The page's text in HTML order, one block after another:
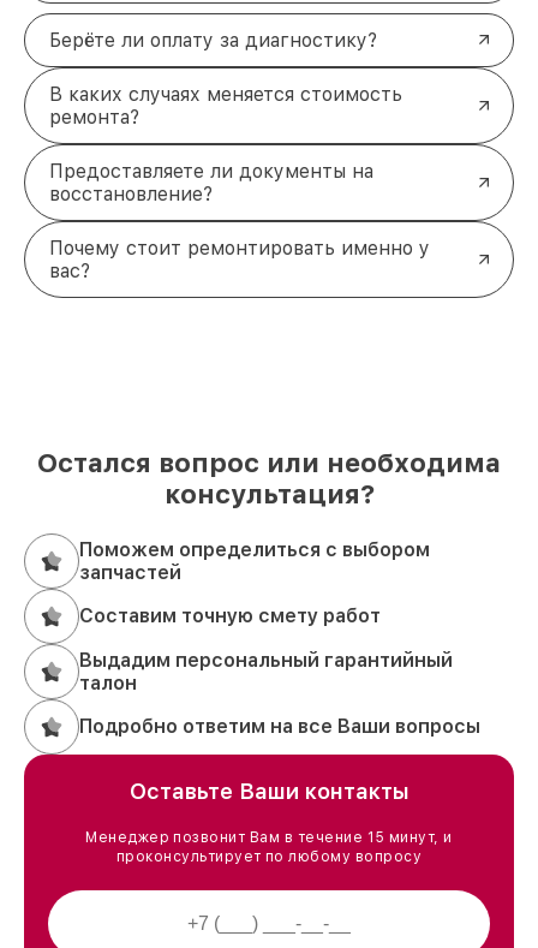
Берёте ли оплату за диагностику?
В каких случаях меняется стоимость
ремонта?
Предоставляете ли документы на
восстановление?
Почему стоит ремонтировать именно у
вас?
Остался вопрос или необходима
консультация?
Поможем определиться с выбором
запчастей
Составим точную смету работ
Выдадим персональный гарантийный
талон
Подробно ответим на все Ваши вопросы
Оставьте Ваши контакты
Менеджер позвонит Вам в течение 15 минут, и
проконсультирует по любому вопросу